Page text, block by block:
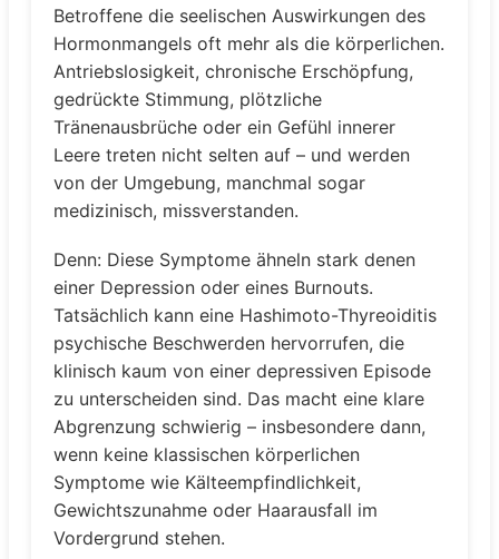
Betroffene die seelischen Auswirkungen des
Hormonmangels oft mehr als die körperlichen.
Antriebslosigkeit, chronische Erschöpfung,
gedrückte Stimmung, plötzliche
Tränenausbrüche oder ein Gefühl innerer
Leere treten nicht selten auf – und werden
von der Umgebung, manchmal sogar
medizinisch, missverstanden.
Denn: Diese Symptome ähneln stark denen
einer Depression oder eines Burnouts.
Tatsächlich kann eine Hashimoto-Thyreoiditis
psychische Beschwerden hervorrufen, die
klinisch kaum von einer depressiven Episode
zu unterscheiden sind. Das macht eine klare
Abgrenzung schwierig – insbesondere dann,
wenn keine klassischen körperlichen
Symptome wie Kälteempfindlichkeit,
Gewichtszunahme oder Haarausfall im
Vordergrund stehen.